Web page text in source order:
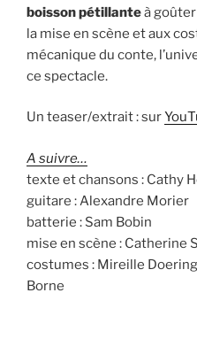
boisson pétillanteà
la mise en scène et aux
mécanique du conte,
ce spectacle.
Un teaser/extrait : sur
A suivre…
texte et chansons : Cathy
guitare : Alexandre Morier
batterie : Sam Bobin
mise en scène : Catherine
costumes : Mireille
Borne